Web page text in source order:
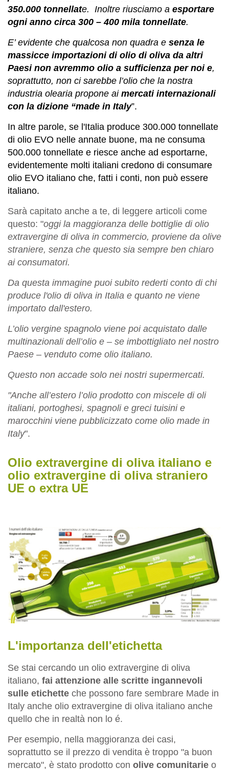
350.000 tonnellate. Inoltre riusciamo a esportare
ogni anno circa 300 – 400 mila tonnellate.
E’ evidente che qualcosa non quadra e senza le
massicce importazioni di olio di oliva da altri
Paesi non avremmo olio a sufficienza per noi e,
soprattutto, non ci sarebbe l’olio che la nostra
industria olearia propone ai mercati internazionali
con la dizione “made in Italy”.
In altre parole, se l'Italia produce 300.000 tonnellate
di olio EVO nelle annate buone, ma ne consuma
500.000 tonnellate e riesce anche ad esportarne,
evidentemente molti italiani credono di consumare
olio EVO italiano che, fatti i conti, non può essere
italiano.
Sarà capitato anche a te, di leggere articoli come
questo: "oggi la maggioranza delle bottiglie di olio
extravergine di oliva in commercio, proviene da olive
straniere, senza che questo sia sempre ben chiaro
ai consumatori.
Da questa immagine puoi subito rederti conto di chi
produce l'olio di oliva in Italia e quanto ne viene
importato dall'estero.
L’olio vergine spagnolo viene poi acquistato dalle
multinazionali dell’olio e – se imbottigliato nel nostro
Paese – venduto come olio italiano.
Questo non accade solo nei nostri supermercati.
"Anche all’estero l’olio prodotto con miscele di oli
italiani, portoghesi, spagnoli e greci tuisini e
marocchini viene pubblicizzato come olio made in
Italy".
Olio extravergine di oliva italiano e
olio extravergine di oliva straniero
UE o extra UE
L'importanza dell'etichetta
Se stai cercando un olio extravergine di oliva
italiano, fai attenzione alle scritte ingannevoli
sulle etichette che possono fare sembrare Made in
Italy anche olio extravergine di oliva italiano anche
quello che in realtà non lo é.
Per esempio, nella maggioranza dei casi,
soprattutto se il prezzo di vendita è troppo "a buon
mercato", è stato prodotto con olive comunitarie o